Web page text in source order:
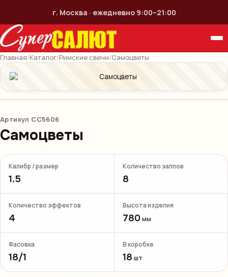
г. Москва · ежедневно 9:00–21:00
Главная/Каталог/Римские свечи/Самоцветы
Артикул СС5606
Самоцветы
Калибр / размер
1.5
Количество залпов
8
Количество эффектов
4
Высота изделия
780мм
Фасовка
18/1
В коробке
18 шт